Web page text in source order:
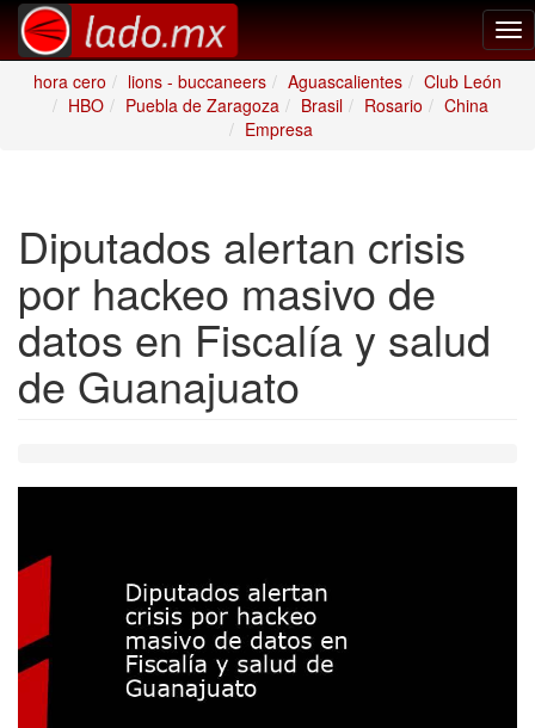
hora cero
lions - buccaneers Aguascalientes
Club León
HBO
Puebla de Zaragoza Brasil Rosario
China
Empresa
Diputados alertan crisis
por hackeo masivo de
datos en Fiscalía y salud
de Guanajuato